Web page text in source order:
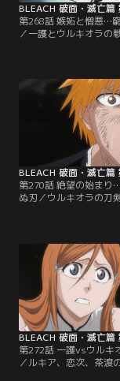
BLEACH 破面・滅亡
第268話 嫉妬と憎悪…
／一護とウルキオラの
とばかりに織姫を倒そ
たのだ。抵抗する術も
れていく織姫。それに
は、なんとかして織姫
とするが、ウルキオラ
近づくことさえできな
バンダイチャンネル】
BLEACH 破面・滅亡
第270話 絶望の始まり
ぬ刃／ウルキオラの刀
ていく。渾身の思いで
衝もウルキオラを傷つ
できなかった。それで
姫を救うため、仲間と
ウルキオラに向かって
供：バンダイチャンネ
BLEACH 破面・滅亡
第272話 一護vsウルキ
／ルキア、恋次、茶渡